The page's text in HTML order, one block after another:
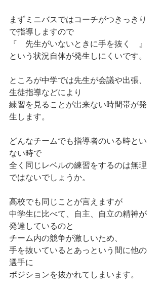
まずミニバスではコーチがつきっきり
で指導しますので
『　先生がいないときに手を抜く　』
という状況自体が発生しにくいです。
ところが中学では先生が会議や出張、
生徒指導などにより
練習を見ることが出来ない時間帯が発
生します。
どんなチームでも指導者のいる時とい
ない時で
全く同じレベルの練習をするのは無理
ではないでしょうか。
高校でも同じことが言えますが
中学生に比べて、自主、自立の精神が
発達しているのと
チーム内の競争が激しいため、
手を抜いているとあっという間に他の
選手に
ポジションを抜かれてしまいます。